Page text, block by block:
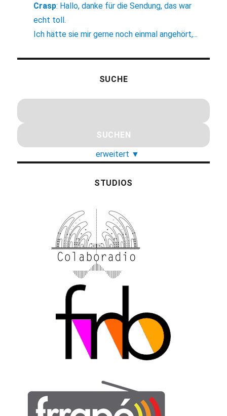
Crasp: Hallo, danke für die Sendung, das war
echt toll.
Ich hätte sie mir gerne noch einmal angehört,...
SUCHE
erweitert ▼
STUDIOS